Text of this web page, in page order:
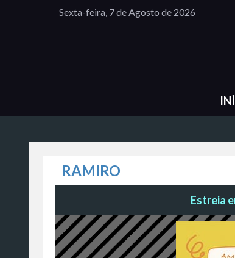
Sexta-feira, 7 de Agosto de 2026
RAMIRO
Estreia